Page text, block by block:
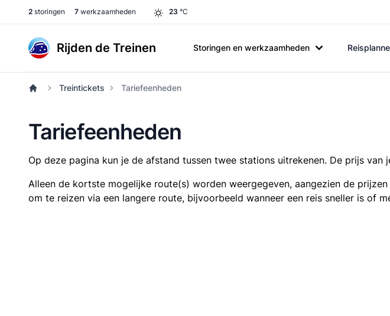
2 storingen 7 werkzaamheden 23 °C
Rijden de Treinen Storingen en werkzaamheden
Treintickets Tariefeenheden
Tariefeenheden
Op deze pagina kun je de afstand tussen twee stations uitrekenen. De prijs
Alleen de kortste mogelijke route(s) worden weergegeven, aangezien de
om te reizen via een langere route, bijvoorbeeld wanneer een reis sneller is of